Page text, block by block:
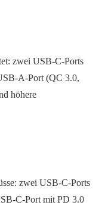
zwei USB-C-Ports
A-Port (QC 3.0,
höhere
zwei USB-C-Ports
C-Port mit PD 3.0